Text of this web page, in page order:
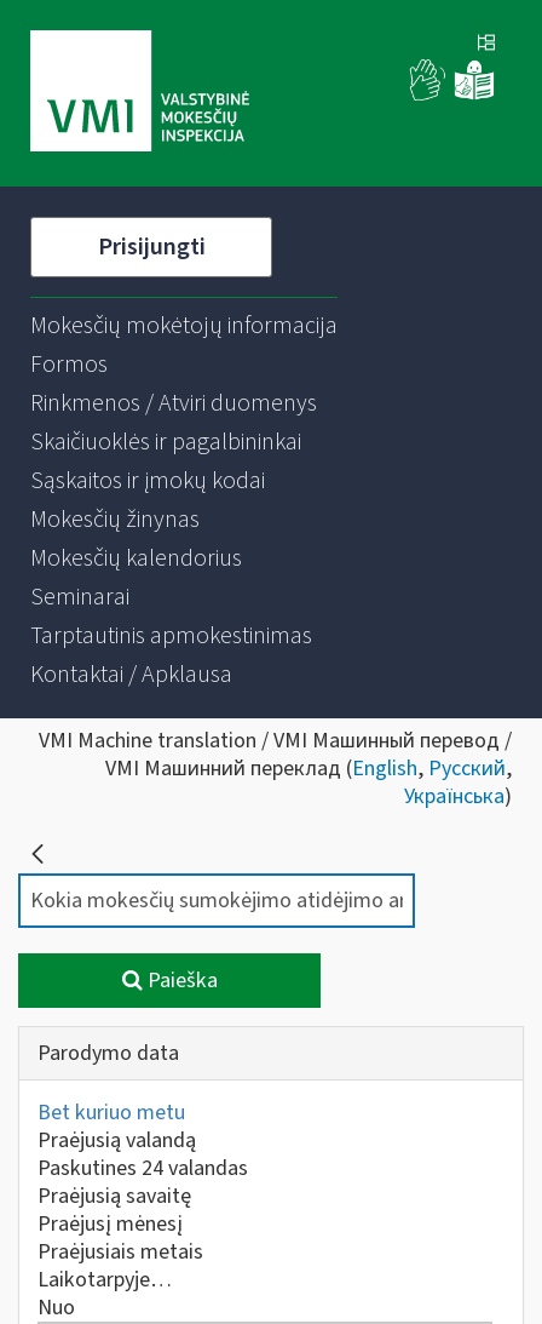
Prisijungti
Mokesčių mokėtojų informacija
Formos
Rinkmenos / Atviri duomenys
Skaičiuoklės ir pagalbininkai
Sąskaitos ir įmokų kodai
Mokesčių žinynas
Mokesčių kalendorius
Seminarai
Tarptautinis apmokestinimas
Kontaktai / Apklausa
VMI Machine translation / VMI Машинный перевод /
VMI Машинний переклад (English, Русский,
Українська)
Paieška
Parodymo data
Bet kuriuo metu
Praėjusią valandą
Paskutines 24 valandas
Praėjusią savaitę
Praėjusį mėnesį
Praėjusiais metais
Laikotarpyje…
Nuo